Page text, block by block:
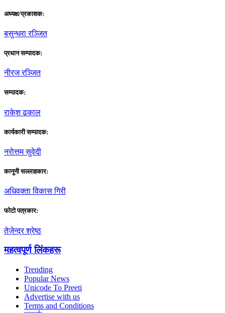
अध्यक्ष/प्रकाशक:
बसुन्धरा रञ्जित
प्रधान सम्पादक:
नीरज रञ्जित
सम्पादक:
राकेश ढकाल
कार्यकारी सम्पादक:
नराेत्तम सुवेदी
कानुनी सल्लाहकार:
अधिवक्ता विकास गिरी
फाेटाे पत्रकार:
तेजेन्द्र श्रेष्ठ
महत्वपूर्ण लिंकहरू
Trending
Popular News
Unicode To Preeti
Advertise with us
Terms and Conditions